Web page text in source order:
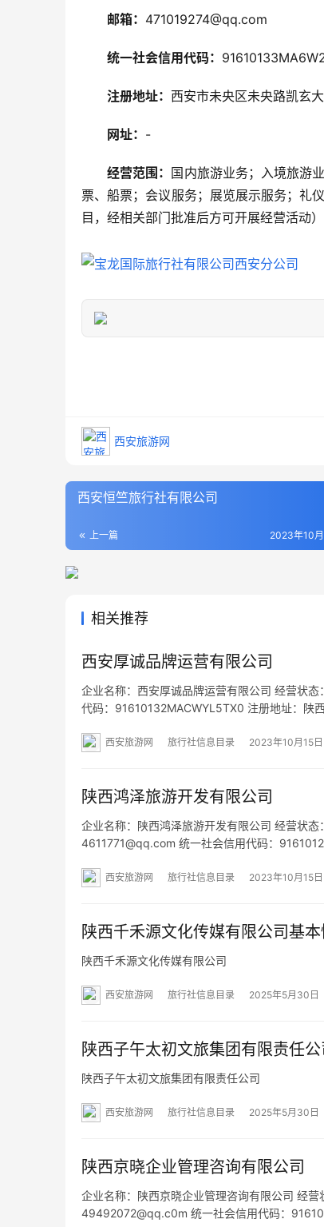
邮箱： 471019274@qq.com
统一社会信用代码：
注册地址： 西安市未央区未央路凯玄
网址： -
经营范围： 国内旅游业务；入境旅游
票、船票；会议服务；展览展示服务；礼
目，经相关部门批准后方可开展经营活动）
西安旅游网
西安恒竺旅行社有限公司
上一篇 2023年10
相关推荐
西安厚诚品牌运营有限公司
企业名称：西安厚诚品牌运营有限公司 经营状
代码：91610132MACWYL5TX0 注册地址：陕
西安旅游网 旅行社信息目录 2023年10月15日
陕西鸿泽旅游开发有限公司
企业名称：陕西鸿泽旅游开发有限公司 经营状
4611771@qq.com 统一社会信用代码：
西安旅游网 旅行社信息目录 2023年10月15日
陕西千禾源文化传媒有限公司基
陕西千禾源文化传媒有限公司
西安旅游网 旅行社信息目录 2025年5月30日
陕西子午太初文旅集团有限责任
陕西子午太初文旅集团有限责任公司
西安旅游网 旅行社信息目录 2025年5月30日
陕西京晓企业管理咨询有限公司
企业名称：陕西京晓企业管理咨询有限公司 经
49492072@qq.c0m 统一社会信用代码：